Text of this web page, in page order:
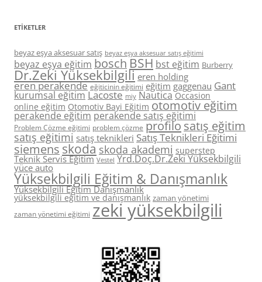
ETIKETLER
beyaz eşya aksesuar satış beyaz eşya aksesuar satış eğitimi
beyaz eşya eğitim boschBSH bst eğitim Burberry
Dr.Zeki Yüksekbilgili eren holding
eren perakende eğiticinin eğitimi eğitim gaggenau Gant
kurumsal eğitim Lacoste miy Nautica Occasion
online eğitim Otomotiv Bayi Eğitim otomotiv eğitim
perakende eğitim perakende satış eğitimi
Problem Çözme eğitimi problem çözme profilo satış eğitim
satış eğitimi satış teknikleri Satış Teknikleri Eğitimi
siemens skoda skoda akademi superstep
Teknik Servis Eğitim Vestel Yrd.Doç.Dr.Zeki Yüksekbilgili
yüce auto
Yüksekbilgili Eğitim & Danışmanlık
Yüksekbilgili Eğitim Danışmanlık
yüksekbilgili eğitim ve danışmanlık zaman yönetimi
zaman yönetimi eğitimi zeki yüksekbilgili